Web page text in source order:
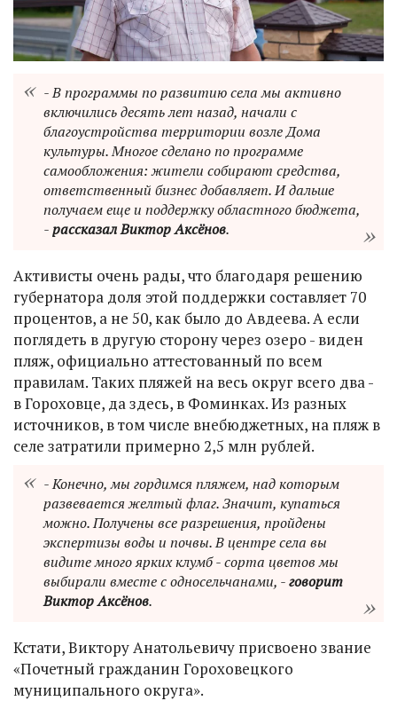
- В программы по развитию села мы активно
включились десять лет назад, начали с
благоустройства территории возле Дома
культуры. Многое сделано по программе
самообложения: жители собирают средства,
ответственный бизнес добавляет. И дальше
получаем еще и поддержку областного бюджета,
-рассказал Виктор Аксёнов.
Активисты очень рады, что благодаря решению
губернатора доля этой поддержки составляет 70
процентов, а не 50, как было до Авдеева. А если
поглядеть в другую сторону через озеро - виден
пляж, официально аттестованный по всем
правилам. Таких пляжей на весь округ всего два -
в Гороховце, да здесь, в Фоминках. Из разных
источников, в том числе внебюджетных, на пляж в
селе затратили примерно 2,5 млн рублей.
- Конечно, мы гордимся пляжем, над которым
развевается желтый флаг. Значит, купаться
можно. Получены все разрешения, пройдены
экспертизы воды и почвы. В центре села вы
видите много ярких клумб - сорта цветов мы
выбирали вместе с односельчанами, -говорит
Виктор Аксёнов.
Кстати, Виктору Анатольевичу присвоено звание
«Почетный гражданин Гороховецкого
муниципального округа».